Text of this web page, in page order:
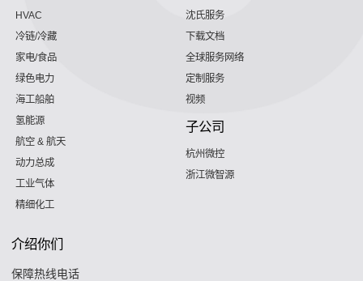
HVAC
冷链/冷藏
家电/食品
绿色电力
海工船舶
氢能源
航空 & 航天
动力总成
工业气体
精细化工
沈氏服务
下载文档
全球服务网络
定制服务
视频
子公司
杭州微控
浙江微智源
介绍你们
保障热线电话